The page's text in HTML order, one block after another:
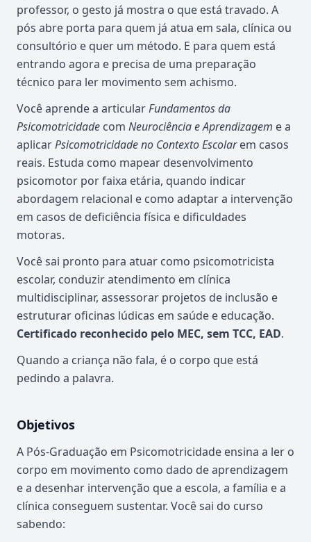
professor, o gesto já mostra o que está travado. A
pós abre porta para quem já atua em sala, clínica ou
consultório e quer um método. E para quem está
entrando agora e precisa de uma preparação
técnico para ler movimento sem achismo.
Você aprende a articularFundamentos da
Psicomotricidade com Neurociência e Aprendizagem e a
aplicarPsicomotricidade no Contexto Escolarem casos
reais. Estuda como mapear desenvolvimento
psicomotor por faixa etária, quando indicar
abordagem relacional e como adaptar a intervenção
em casos de deficiência física e dificuldades
motoras.
Você sai pronto para atuar como psicomotricista
escolar, conduzir atendimento em clínica
multidisciplinar, assessorar projetos de inclusão e
estruturar oficinas lúdicas em saúde e educação.
Certificado reconhecido pelo MEC, sem TCC, EAD.
Quando a criança não fala, é o corpo que está
pedindo a palavra.
Objetivos
A Pós-Graduação em Psicomotricidade ensina a ler o
corpo em movimento como dado de aprendizagem
e a desenhar intervenção que a escola, a família e a
clínica conseguem sustentar. Você sai do curso
sabendo: